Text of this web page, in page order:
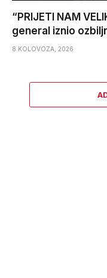
“PRIJETI NAM
general iznio
8 KOLOVOZA, 2026